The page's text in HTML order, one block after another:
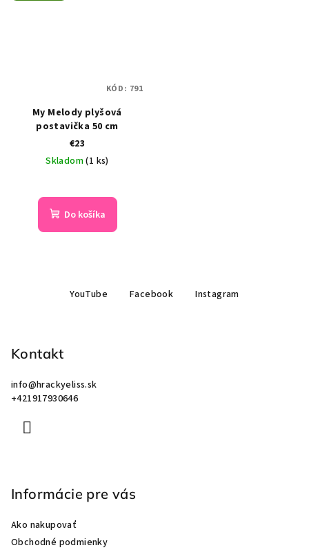
My Melody plyšová
postavička 50 cm
€23
Skladom(1 ks)
Do košíka
KÓD: 791
YouTube Facebook Instagram
Kontakt
info@hrackyeliss.sk
+421917930646
Informácie pre vás
Ako nakupovať
Obchodné podmienky